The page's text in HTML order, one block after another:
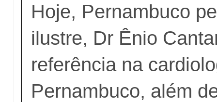
Hoje, Pernambuco
ilustre, Dr Ênio
referência na
Pernambuco, além